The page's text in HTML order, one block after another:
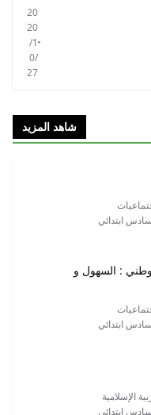
20
20
/1
0/
27
شاهد المزيد
ابتدائي
: السهول و
ابتدائي
الإسلامية
ابتدائي